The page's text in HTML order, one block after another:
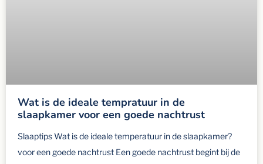
Wat is de ideale tempratuur in de
slaapkamer voor een goede nachtrust
Slaaptips Wat is de ideale temperatuur in de slaapkamer?
voor een goede nachtrust Een goede nachtrust begint bij de